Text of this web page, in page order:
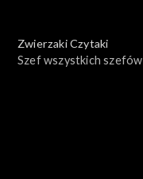
Zwierzaki Czytaki
Szef wszystkich szefów